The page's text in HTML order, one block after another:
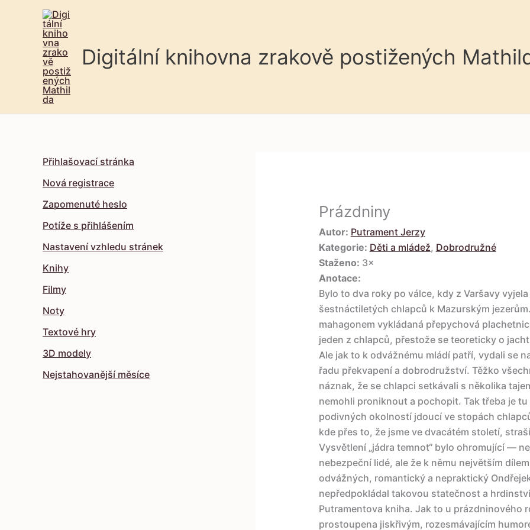
Digitální knihovna zrakově postižených
Přihlašovací stránka
Nová registrace
Zapomenuté heslo
Potíže s přihlášením
Nastavení vzhledu stránek
Knihy
Filmy
Noty
Textové hry
3D modely
Nejstahovanější měsíce
Prázdniny
Autor: Putrament Jerzy
Kategorie: Děti a mládež, Dobrodružné
Staženo: 3×
Anotace:
Bylo to dva roky po válce, kdy z Varšavy
šestnáctiletých chlapců k Mazurským
mahagonem vykládaná přepychová
jeden z chlapců, přestože se teoreticky o
Ale jak to k odvážnému mládí patří, vydali se
řadu překvapení a dobrodružství. Těžko
náznak, že se chlapci setkávali s několika
nemohli proniknout a pochopit. Tak třeba je
podivných okolností jdoucí ve stopách
kde přes to, že jsme ve dvacátém století,
Vysvětlení „jádra temnot“ bylo ohromující —
nebezpeční lidé, ale že k němu největším
odvážných, romantický a nepraktický
nepředpokládal takovou statečnost a
Putramentova kniha. Jak to u prázdninového
prostoupena jiskřivým, rozesmávajícím